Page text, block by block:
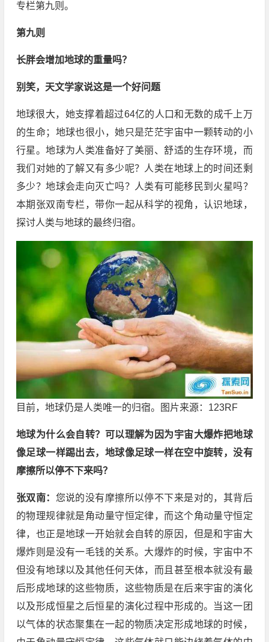
专栏第九则。
第九则
长胖会增加地球的重量吗？
别笑，天文学家说这是一个好问题
地球很大，她支撑着超过64亿的人口和无数的成千上万
的生命；地球也很小，她只是茫茫宇宙中一颗转动的小
行星。地球为人类准备好了美丽、舒适的生存环境，而
我们对她的了解又有多少呢？人类在地球上的时间还剩
多少？地球会走向灭亡吗？人类有可能移民到火星吗？
本期张双南专栏，带你一起从科学的视角，认识地球，
探讨人类与地球的最终归宿。
目前，地球仍是人类唯一的归宿。图片来源：123RF
地球为什么会自转？可以理解为因为宇宙大爆炸把地球
像足球一样踢出去，地球像足球一样在空中旋转，没有
摩擦所以停不下来吗？
张双南： 您说的没有摩擦所以停不下来是对的，其背后
的物理规律就是角动量守恒定律，而这个角动量守恒定
律，也正是地球一开始就会自转的原因，但是和宇宙大
爆炸则是没有一毛钱的关系。大爆炸的时候，宇宙中不
但没有地球以及其他任何天体，而且甚至根本就没有最
后形成地球的这些物质，这些物质是在后来宇宙的演化
以及形成恒星之后恒星的演化过程中形成的。当这一团
以气体的状态聚集在一起的物质决定形成地球的时候，